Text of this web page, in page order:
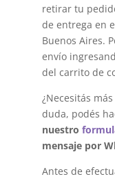
retirar tu
de entrega en
Buenos Aires.
envío
del carrito de
¿Necesitás
duda, podés
nuestro
mensaje por
Antes de